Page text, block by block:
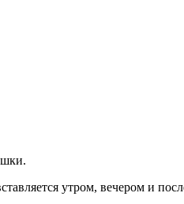
утром, вечером и